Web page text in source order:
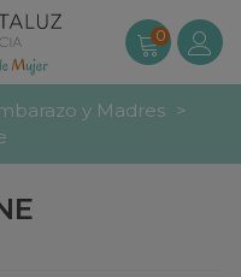
0
y Madres >